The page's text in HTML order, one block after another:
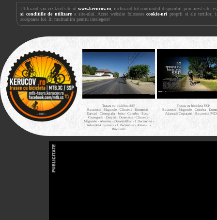
Utilizand sau vizitand site-ulwww.kerucov.ro , incluzand tot continutul disponibil prin acest site,
si conditiile de utilizare a site-ului. Acest website folosestecookie-uri proprii si ale tertilor,
acceptarea lor. Iti multumim pentru intelegere!
Traseu cu bicicleta SSP
Bucuresti - Magurele - Clinceni - Domnesti -
Darvari - Ciorogarla - Joita - Cosoba - Bacu -
Ciorogarla - Darvari - Domnesti - Clinceni -
Magurele - Alunisu - Darasti-Ilfov - 1 Decembrie -
Adunatii-Copaceni - 1 Decembrie - Alunisu -
Bucuresti
Traseu cu bicicleta SSP
Bucuresti - Magurele - Cosoba -
Adunatii-Copaceni - Bucuresti